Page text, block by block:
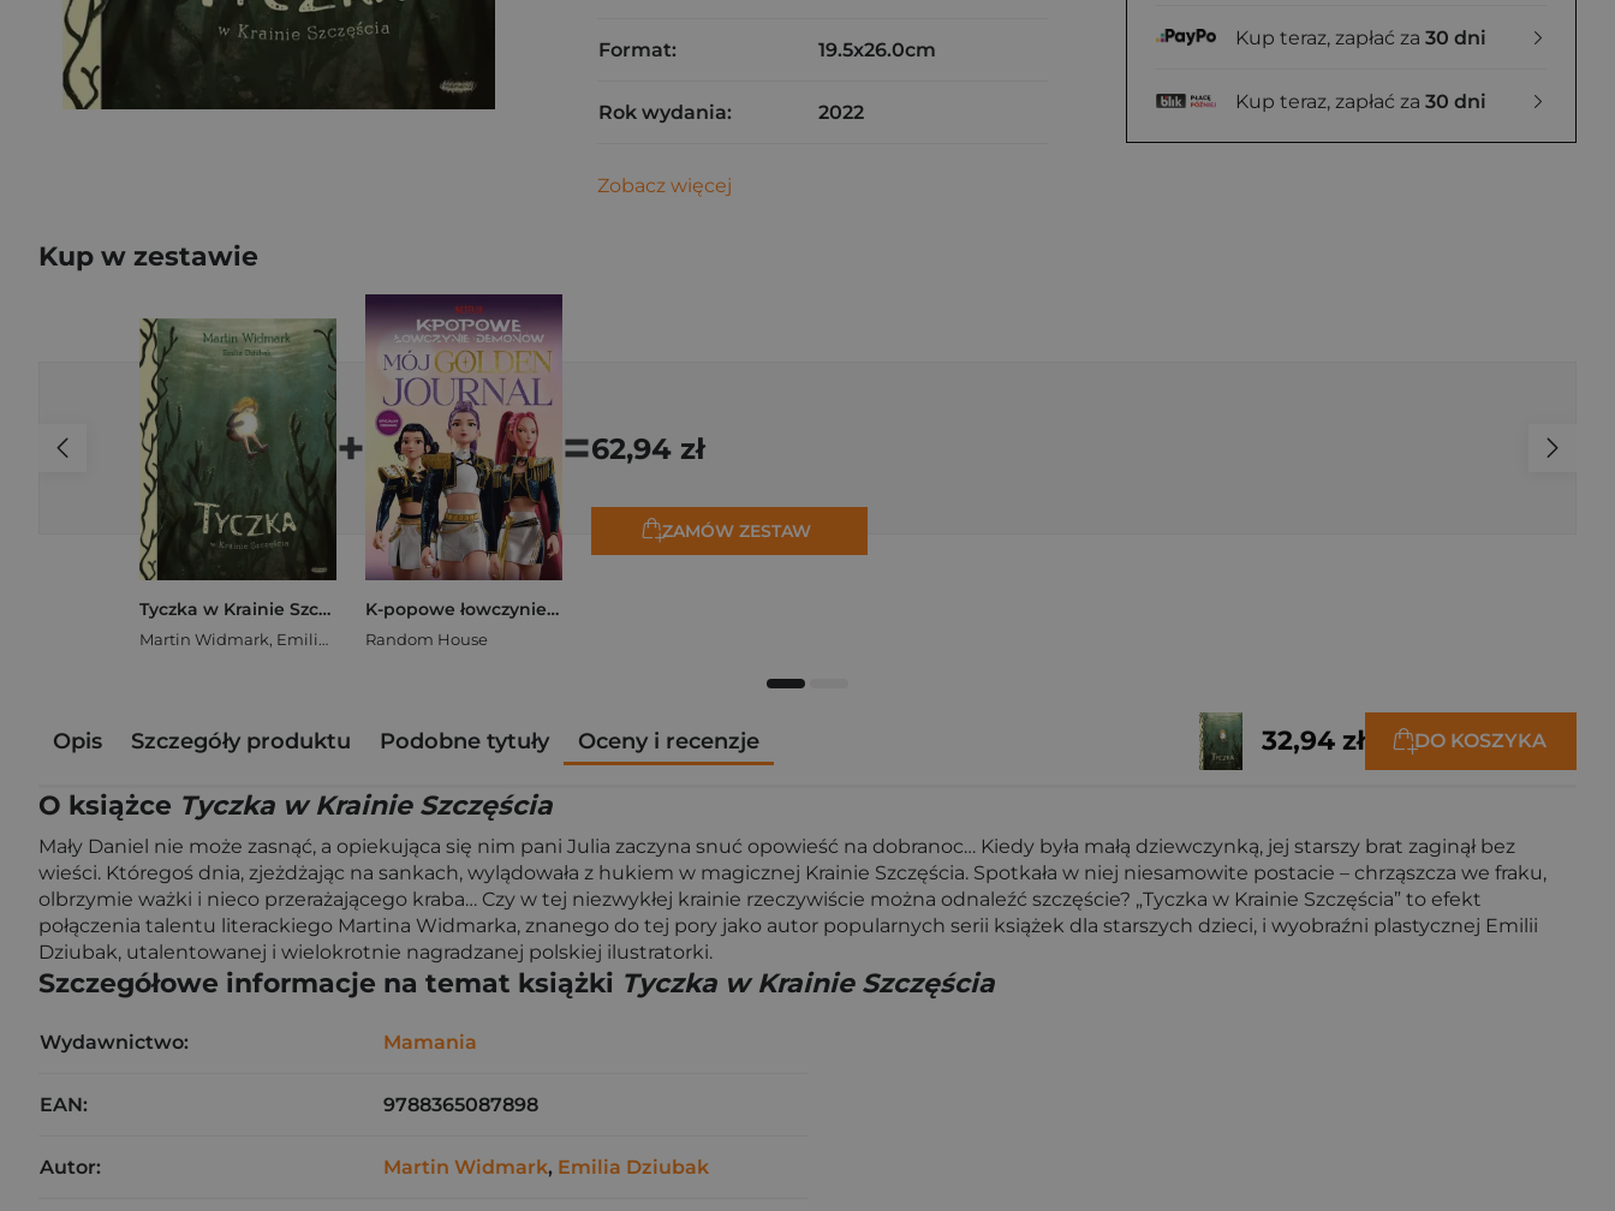
Kup teraz, zapłać za 30 dni
Kup teraz, zapłać za 30 dni
Format: 19.5x26.0cm
Rok wydania: 2022
Zobacz więcej
Kup w zestawie
Tyczka w Krainie Szczęścia
Martin Widmark, Emilia Dziubak
+
K-popowe łowczynie demonów. Mój golden journal. Oficjalny dziennik
Random House
=62,94 zł
ZAMÓW ZESTAW
Opis Szczegóły produktu Podobne tytuły Oceny i recenzje 32,94 zł DO KOSZYKA
O książce Tyczka w Krainie Szczęścia
Mały Daniel nie może zasnąć, a opiekująca się nim pani Julia zaczyna snuć opowieść na dobranoc… Kiedy była małą dziewczynką, jej starszy brat zaginął bez
wieści. Któregoś dnia, zjeżdżając na sankach, wylądowała z hukiem w magicznej Krainie Szczęścia. Spotkała w niej niesamowite postacie – chrząszcza we fraku,
olbrzymie ważki i nieco przerażającego kraba… Czy w tej niezwykłej krainie rzeczywiście można odnaleźć szczęście? „Tyczka w Krainie Szczęścia” to efekt
połączenia talentu literackiego Martina Widmarka, znanego do tej pory jako autor popularnych serii książek dla starszych dzieci, i wyobraźni plastycznej Emilii
Dziubak, utalentowanej i wielokrotnie nagradzanej polskiej ilustratorki.
Szczegółowe informacje na temat książki Tyczka w Krainie Szczęścia
Wydawnictwo: Mamania
EAN: 9788365087898
Autor: Martin Widmark, Emilia Dziubak